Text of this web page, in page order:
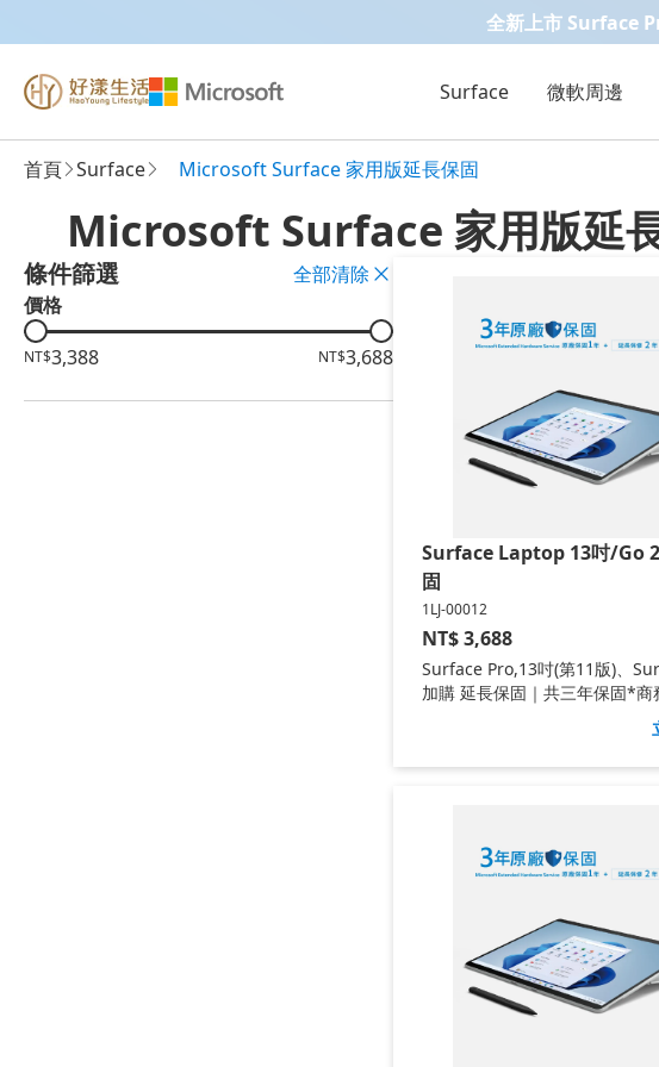
全新上市 Surface
Surface 微軟周邊
首頁 Surface Microsoft Surface 家用版延長保固
Microsoft Surface 家用版延
條件篩選
全部清除
價格
NT$3,388 NT$3,688
Surface Laptop 13吋/Go
固
1LJ-00012
NT$3,688
Surface Pro,13吋(第11版)、
Pro,13吋(第12版)、Surface
加購 延長保固｜共三年保固*